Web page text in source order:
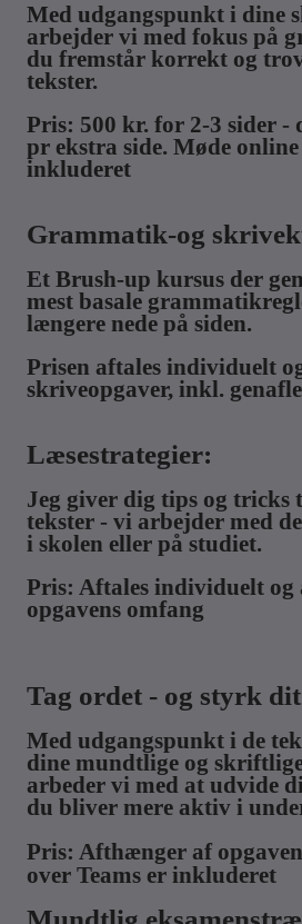
Med udgangspunkt i dine
arbejder vi med fokus på
du fremstår korrekt og
tekster.
Pris: 500 kr. for 2-3 sider -
pr ekstra side. Møde
inkluderet
Grammatik-og
Et Brush-up kursus der
mest basale
længere nede på siden.
Prisen aftales individuelt
skriveopgaver, inkl.
Læsestrategier:
Jeg giver dig tips og tricks
tekster - vi arbejder med
i skolen eller på studiet.
Pris: Aftales individuelt
opgavens omfang
Tag ordet - og styrk
Med udgangspunkt i de
dine mundtlige og
arbeder vi med at udvide
du bliver mere aktiv i
Pris: Afthænger af
over Teams er inkluderet